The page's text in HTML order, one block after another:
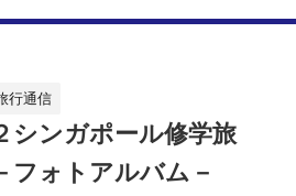
行通信
シンガポール修学旅
ォトアルバム－